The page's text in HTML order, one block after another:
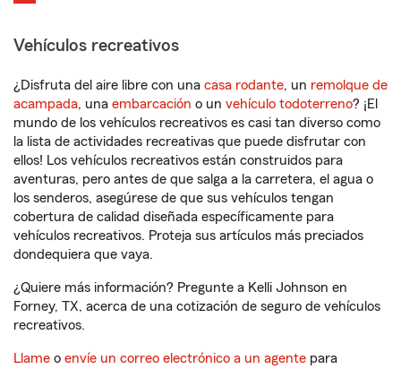
Vehículos recreativos
¿Disfruta del aire libre con una casa rodante, un remolque de
acampada, una embarcación o un vehículo todoterreno? ¡El
mundo de los vehículos recreativos es casi tan diverso como
la lista de actividades recreativas que puede disfrutar con
ellos! Los vehículos recreativos están construidos para
aventuras, pero antes de que salga a la carretera, el agua o
los senderos, asegúrese de que sus vehículos tengan
cobertura de calidad diseñada específicamente para
vehículos recreativos. Proteja sus artículos más preciados
dondequiera que vaya.
¿Quiere más información? Pregunte a Kelli Johnson en
Forney, TX, acerca de una cotización de seguro de vehículos
recreativos.
Llame o envíe un correo electrónico a un agente para